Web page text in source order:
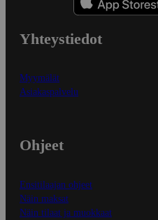
Yhteystiedot
Myymälät
Asiakaspalvelu
Ohjeet
Ensitilaajan ohjeet
Näin maksat
Näin tilaat ja muokkaat